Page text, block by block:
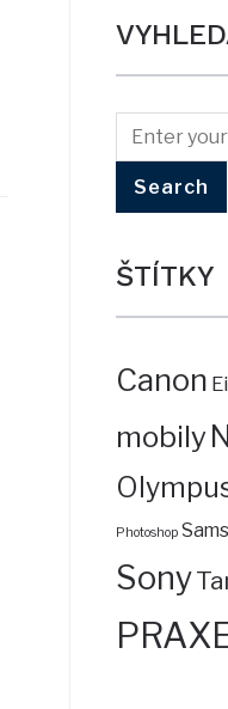
ŠTÍTKY
Canon
mobily
Photoshop
Sony